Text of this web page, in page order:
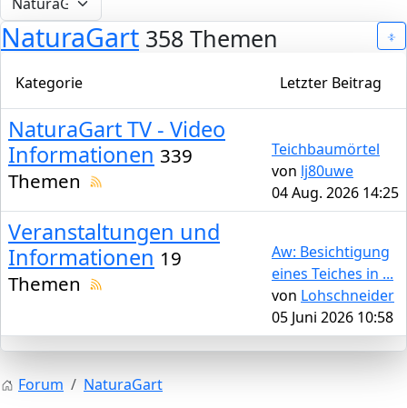
NaturaGart 358 Themen
Kategorie Letzter Beitrag
NaturaGart TV - Video
Informationen 339
Themen
Teichbaumörtel
von lj80uwe
04 Aug. 2026 14:25
Veranstaltungen und
Informationen 19
Themen
Aw: Besichtigung
eines Teiches in ...
von Lohschneider
05 Juni 2026 10:58
Forum NaturaGart